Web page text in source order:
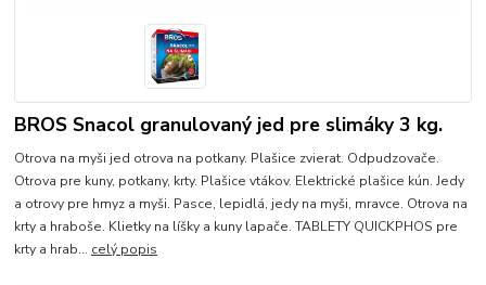
BROS Snacol granulovaný jed pre slimáky 3 kg.
Otrova na myši jed otrova na potkany. Plašice zvierat. Odpudzovače.
Otrova pre kuny, potkany, krty. Plašice vtákov. Elektrické plašice kún. Jedy
a otrovy pre hmyz a myši. Pasce, lepidlá, jedy na myši, mravce. Otrova na
krty a hraboše. Klietky na líšky a kuny lapače. TABLETY QUICKPHOS pre
krty a hrab... celý popis